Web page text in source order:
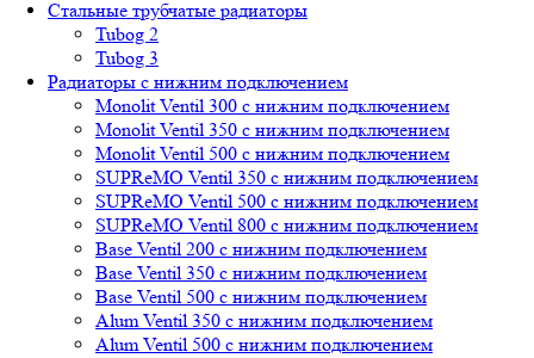
Стальные трубчатые радиаторы
Tubog 2
Tubog 3
Радиаторы с нижним подключением
Monolit Ventil 300 с нижним подключением
Monolit Ventil 350 с нижним подключением
Monolit Ventil 500 с нижним подключением
SUPReMO Ventil 350 с нижним подключением
SUPReMO Ventil 500 с нижним подключением
SUPReMO Ventil 800 с нижним подключением
Base Ventil 200 с нижним подключением
Base Ventil 350 с нижним подключением
Base Ventil 500 с нижним подключением
Alum Ventil 350 с нижним подключением
Alum Ventil 500 с нижним подключением